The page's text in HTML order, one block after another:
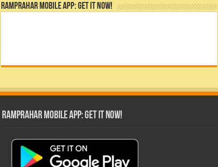
RamPrahar Mobile App: Get it Now!
RamPrahar Mobile App: Get it Now!